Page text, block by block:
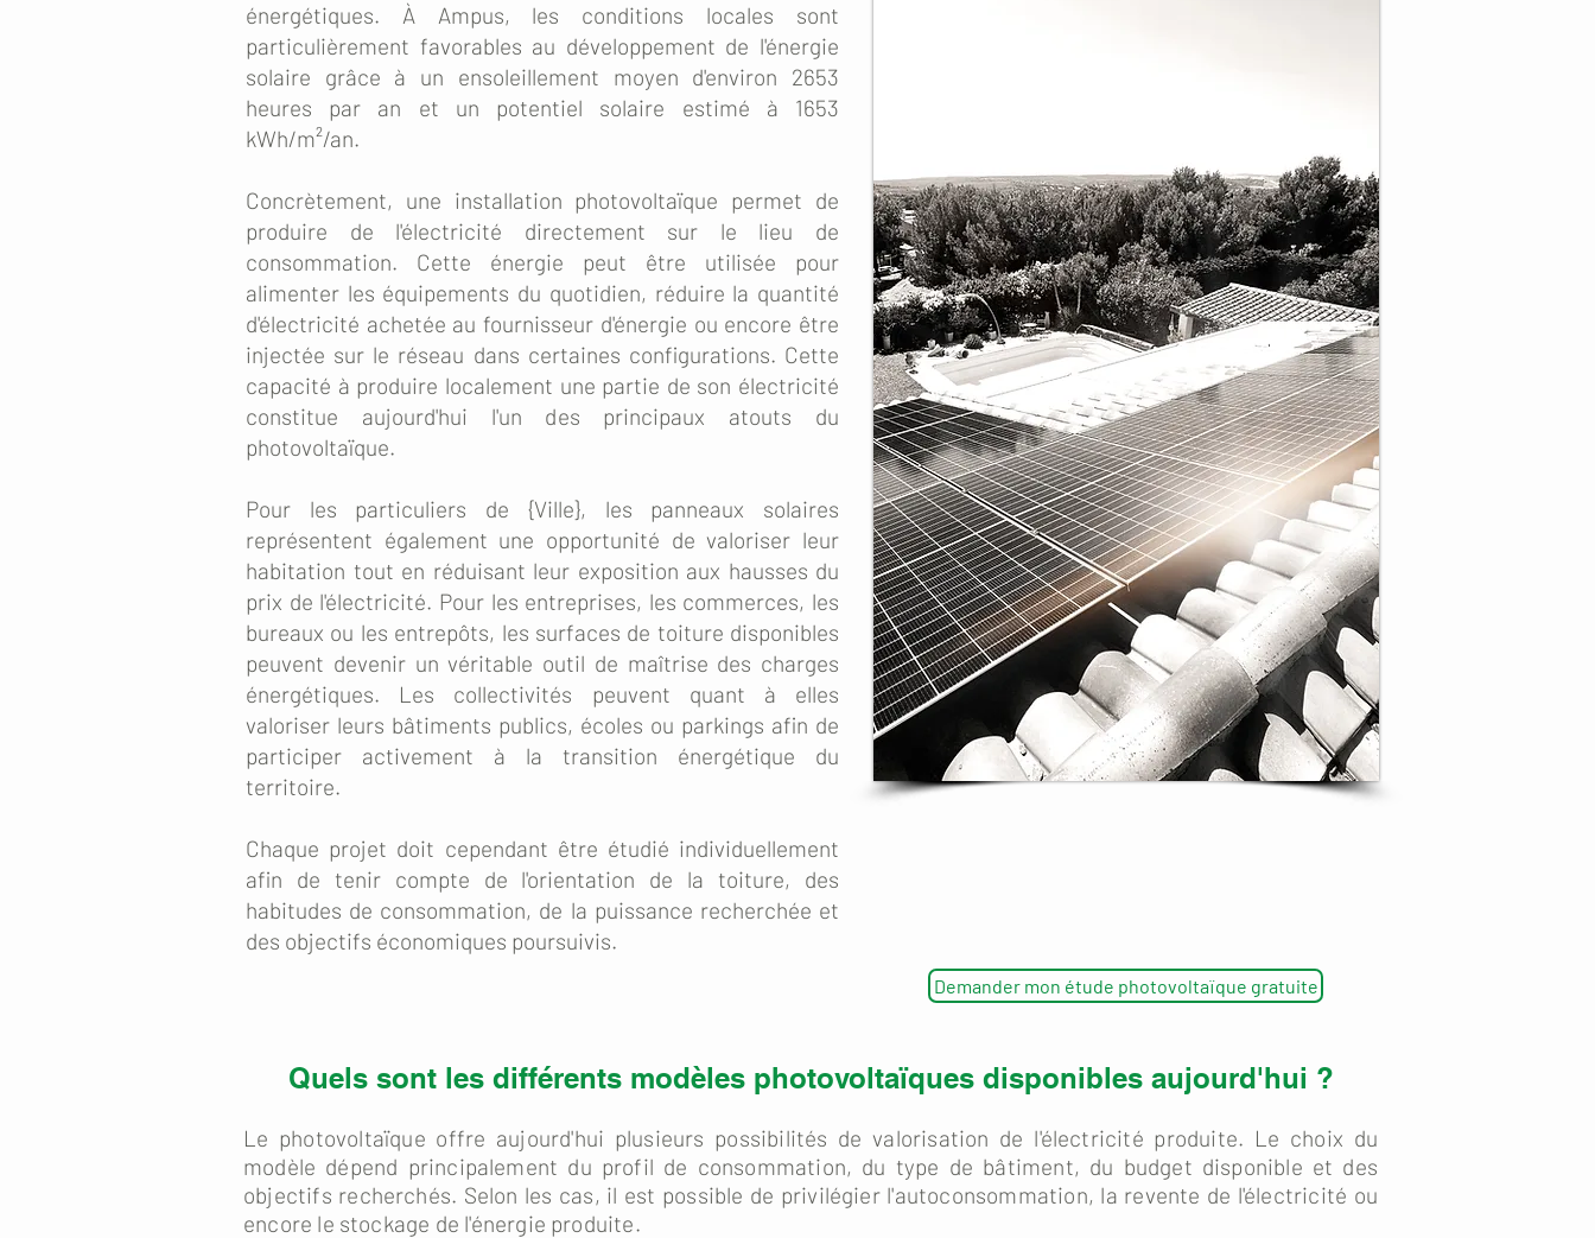
énergétiques. À Ampus, les conditions locales sont
particulièrement favorables au développement de l'énergie
solaire grâce à un ensoleillement moyen d'environ 2653
heures par an et un potentiel solaire estimé à 1653
kWh/m²/an.
Concrètement, une installation photovoltaïque permet de
produire de l'électricité directement sur le lieu de
consommation. Cette énergie peut être utilisée pour
alimenter les équipements du quotidien, réduire la quantité
d'électricité achetée au fournisseur d'énergie ou encore être
injectée sur le réseau dans certaines configurations. Cette
capacité à produire localement une partie de son électricité
constitue aujourd'hui l'un des principaux atouts du
photovoltaïque.
Pour les particuliers de {Ville}, les panneaux solaires
représentent également une opportunité de valoriser leur
habitation tout en réduisant leur exposition aux hausses du
prix de l'électricité. Pour les entreprises, les commerces, les
bureaux ou les entrepôts, les surfaces de toiture disponibles
peuvent devenir un véritable outil de maîtrise des charges
énergétiques. Les collectivités peuvent quant à elles
valoriser leurs bâtiments publics, écoles ou parkings afin de
participer activement à la transition énergétique du
territoire.
Chaque projet doit cependant être étudié individuellement
afin de tenir compte de l'orientation de la toiture, des
habitudes de consommation, de la puissance recherchée et
des objectifs économiques poursuivis.
Demander mon étude photovoltaïque gratuite
Quels sont les différents modèles photovoltaïques disponibles aujourd'hui ?
Le photovoltaïque offre aujourd'hui plusieurs possibilités de valorisation de l'électricité produite. Le choix du
modèle dépend principalement du profil de consommation, du type de bâtiment, du budget disponible et des
objectifs recherchés. Selon les cas, il est possible de privilégier l'autoconsommation, la revente de l'électricité ou
encore le stockage de l'énergie produite.